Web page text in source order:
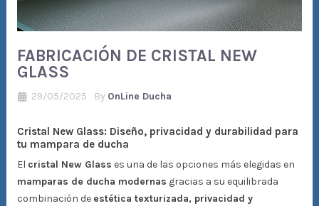
FABRICACIÓN DE CRISTAL NEW
GLASS
29/05/2025 By OnLine Ducha
Cristal New Glass: Diseño, privacidad y durabilidad para
tu mampara de ducha
El cristal New Glass es una de las opciones más elegidas en
mamparas de ducha modernas gracias a su equilibrada
combinación de estética texturizada, privacidad y